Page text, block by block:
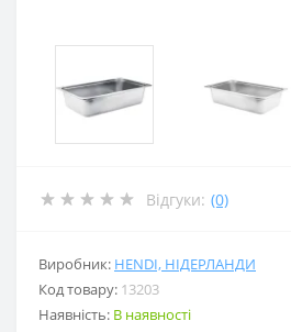
Відгуки: (0)
Виробник: HENDI, НІДЕРЛАНДИ
Код товару: 13203
Наявність: В наявності